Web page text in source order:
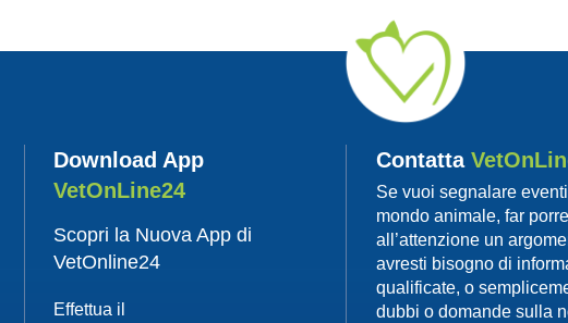
Download App
VetOnLine24
Scopri la Nuova App di
VetOnline24
Effettua il
Contatta
Se vuoi segnalare
mondo animale, far porre
all’attenzione un
avresti bisogno di
qualificate, o
dubbi o domande sulla